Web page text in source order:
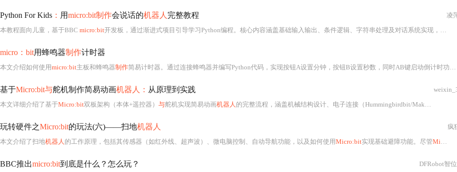
Python For Kids ： 用micro:bit制作会说话的机器人 完整教程
本教程面向儿童，基于BBC micro:bit开发板，通过渐进式项目引导学习Python编程。核心内容涵盖基础输入输出、条件逻辑、字符串处理及对话系统实现，重点讲解如何构建具备问候、问答、讲笑话等功能的会说话
凌
micro：bit用蜂鸣器制作计时器
本文介绍如何使用micro:bit主板和蜂鸣器制作简易计时器。通过连接蜂鸣器并编写Python代码，实现按钮A设置分钟，按钮B设置秒数，同时AB键启动倒计时功能，倒计时最后10秒蜂鸣器会发出警告声。
基于Micro:bit与舵机制作简易动画机器人： 从原理到实践
本文详细介绍了基于Micro:bit双板架构（本体+遥控器） 与舵机实现简易动画机器人 的完整流程，涵盖机械结构设计、电子连接（Hummingbirdbit/Makerbit扩展板）、无线通信编程（MakeCode图形化开发）、舵机角度校准及系统集成调试。重点突出
玩转硬件之Micro:bit的玩法(六)——扫地机器人
本文介绍了扫地机器人 的工作原理，包括其传感器（如红外线、超声波）、微电脑控制、自动导航功能，以及如何使用Micro:bit实现基础避障功能。尽管Micro:bit
疯
BBC推出micro:bit到底是什么？怎么玩？ DFRobot智